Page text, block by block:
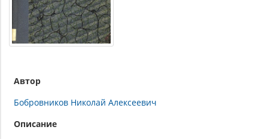
Автор
Бобровников Николай Алексеевич
Описание